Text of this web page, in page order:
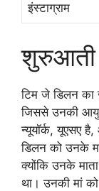
इंस्टाग्राम
शुरुआती
टिम जे डिलन का
जिससे उनकी आयु
न्यूयॉर्क, यूएसए
डिलन को उनके
क्योंकि उनके
था। उनकी मां